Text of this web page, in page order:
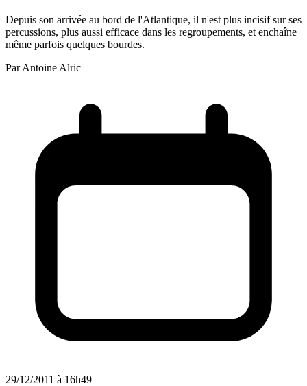
Depuis son arrivée au bord de l'Atlantique, il n'est plus incisif sur ses
percussions, plus aussi efficace dans les regroupements, et enchaîne
même parfois quelques bourdes.
Par Antoine Alric
29/12/2011 à 16h49